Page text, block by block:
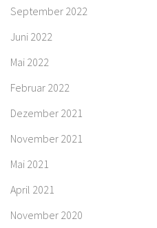
September 2022
Juni 2022
Mai 2022
Februar 2022
Dezember 2021
November 2021
Mai 2021
April 2021
November 2020